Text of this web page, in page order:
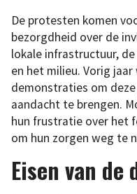
De protesten komen
bezorgdheid over de
lokale infrastructuur,
en het milieu. Vorig
demonstraties om
aandacht te brengen.
hun frustratie over het
om hun zorgen weg te
Eisen van